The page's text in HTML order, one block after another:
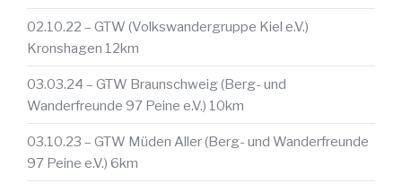
02.10.22 – GTW (Volkswandergruppe Kiel e.V.)
Kronshagen 12km
03.03.24 – GTW Braunschweig (Berg- und
Wanderfreunde 97 Peine e.V.) 10km
03.10.23 – GTW Müden Aller (Berg- und Wanderfreunde
97 Peine e.V.) 6km